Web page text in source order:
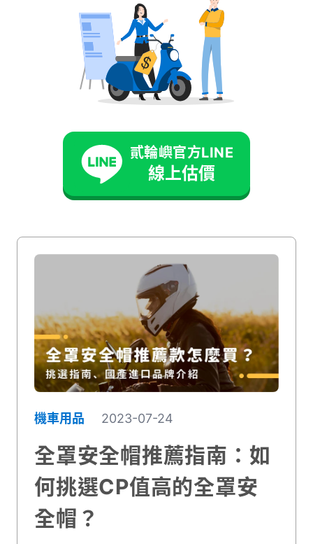
貳輪嶼官方LINE
線上估價
2023安全帽藍牙耳機｜
10大藍芽安全帽推薦、優
缺點大公開！
安全帽藍芽耳機優缺點有哪些？機車藍芽耳
將介紹藍芽安全帽的資訊，包括10大熱門安
全帽藍芽耳機推薦，以及機車藍芽耳機推薦
新手必看的購買要點，想找安全帽藍芽耳機
機車用品 2023-07-24
全罩安全帽推薦指南：如
何挑選CP值高的全罩安
全帽？